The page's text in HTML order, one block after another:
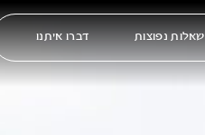
שאלות נפוצות דברו איתנו